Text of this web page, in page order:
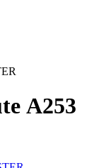
А253